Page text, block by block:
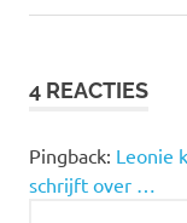
bericht:
4 REACTIES
Pingback: Leonie
schrijft over …